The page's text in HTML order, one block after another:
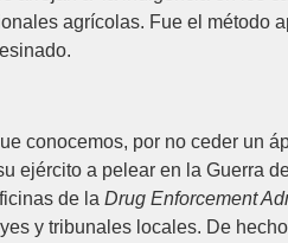
agrícolas. Fue el método
conocemos, por no ceder un
ejército a pelear en la Guerra
de la Drug Enforcement
y tribunales locales. De